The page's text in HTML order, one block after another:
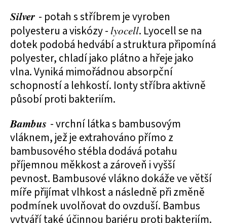
Silver - potah s stříbrem je vyroben
polyesteru a viskózy - lyocell. Lyocell se na
dotek podobá hedvábí a struktura připomíná
polyester, chladí jako plátno a hřeje jako
vlna. Vyniká mimořádnou absorpční
schopností a lehkostí. Ionty stříbra aktivně
působí proti bakteriím.
Bambus - vrchní látka s bambusovým
vláknem, jež je extrahováno přímo z
bambusového stébla dodává potahu
příjemnou měkkost a zároveň i vyšší
pevnost. Bambusové vlákno dokáže ve větší
míře přijímat vlhkost a následně při změně
podmínek uvolňovat do ovzduší. Bambus
vytváří také účinnou bariéru proti bakteriím.